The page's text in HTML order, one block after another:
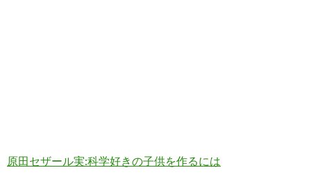
原田セザール実:科学好きの子供を作るには